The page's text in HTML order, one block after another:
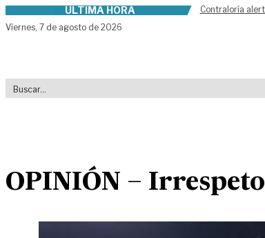
Skip to contentÚLTIMA HORA
Contraloría
Viernes, 7 de agosto de 2026
OPINIÓN –